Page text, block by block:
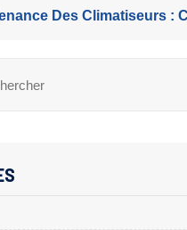
Des Climatiseurs :